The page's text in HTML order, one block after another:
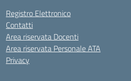
Registro Elettronico
Contatti
Area riservata Docenti
Area riservata Personale ATA
Privacy